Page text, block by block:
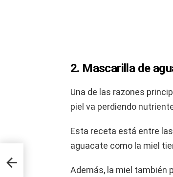
2. Mascarilla de
Una de las razones
piel va perdiendo
Esta receta está entre
aguacate como la miel
Además, la miel también